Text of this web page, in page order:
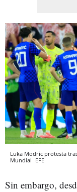
Luka Modric protesta
Mundial EFE
Sin embargo,